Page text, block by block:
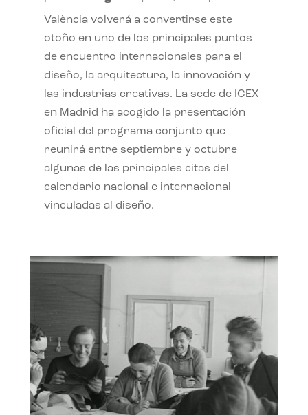
València volverá a convertirse este
otoño en uno de los principales puntos
de encuentro internacionales para el
diseño, la arquitectura, la innovación y
las industrias creativas. La sede de ICEX
en Madrid ha acogido la presentación
oficial del programa conjunto que
reunirá entre septiembre y octubre
algunas de las principales citas del
calendario nacional e internacional
vinculadas al diseño.